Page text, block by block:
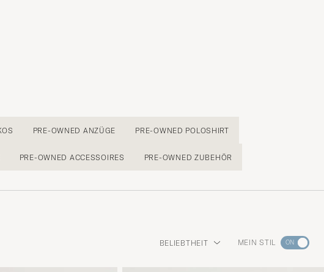
PRE-OWNED ANZÜGE PRE-OWNED POLOSHIRT
PRE-OWNED ACCESSOIRES PRE-OWNED ZUBEHÖR
BELIEBTHEIT MEIN STIL Wechseln